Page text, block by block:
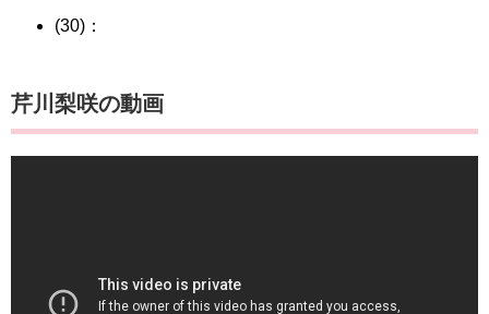
(30)：
​​​​​​​​​​​​​​​​​​​芹川梨咲の動画